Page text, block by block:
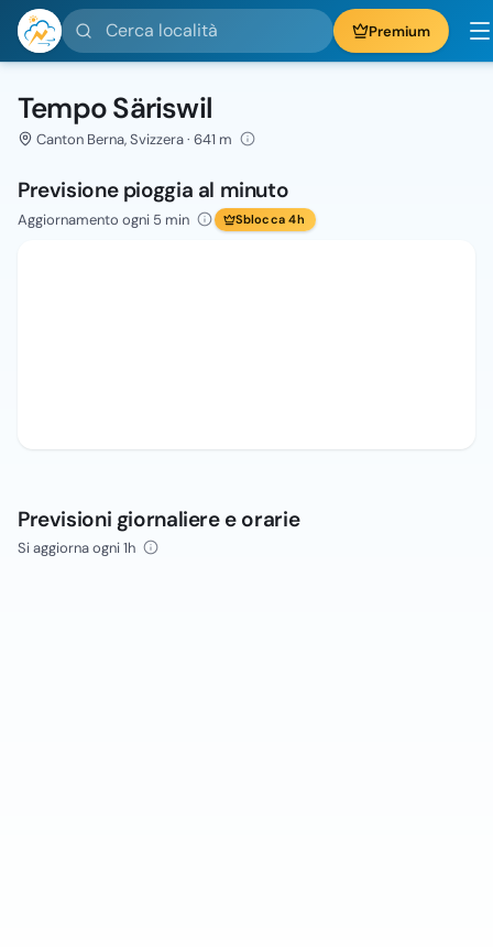
Cerca località Premium
Tempo Säriswil
Canton Berna, Svizzera · 641 m
Previsione pioggia al minuto
Aggiornamento ogni 5 min Sblocca 4h
Previsioni giornaliere e orarie
Si aggiorna ogni 1h